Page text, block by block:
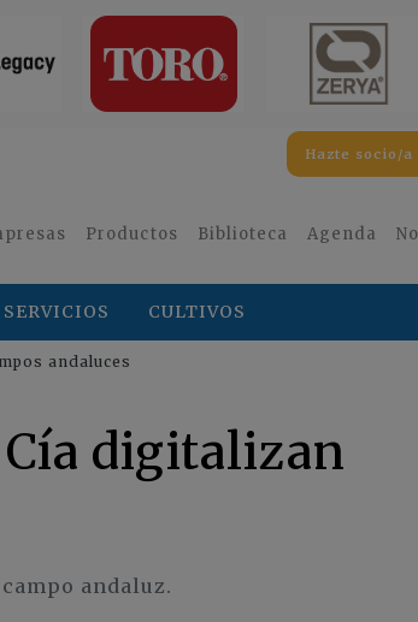
Hazte socio/a
Productos Biblioteca Agenda
SERVICIOS CULTIVOS
andaluces
digitalizan
andaluz.